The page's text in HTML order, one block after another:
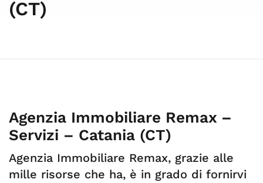
(CT)
Agenzia Immobiliare Remax –
Servizi – Catania (CT)
Agenzia Immobiliare Remax, grazie alle
mille risorse che ha, è in grado di fornirvi